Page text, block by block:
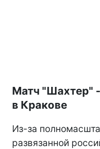
Матч "Шахтер" -
в Кракове
Из-за
развязанной